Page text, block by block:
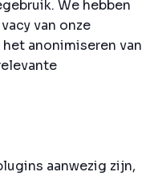
We hebben
van onze
anonimiseren van
aanwezig zijn,